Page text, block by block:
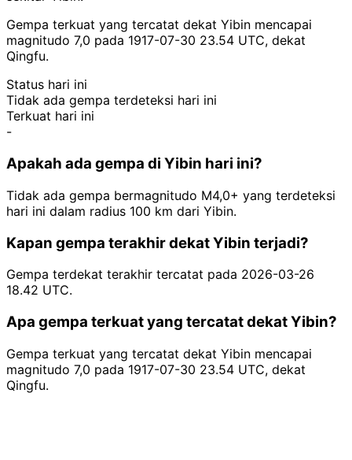
Gempa terkuat yang tercatat dekat Yibin mencapai
magnitudo 7,0 pada 1917-07-30 23.54 UTC, dekat
Qingfu.
Status hari ini
Tidak ada gempa terdeteksi hari ini
Terkuat hari ini
-
Apakah ada gempa di Yibin hari ini?
Tidak ada gempa bermagnitudo M4,0+ yang terdeteksi
hari ini dalam radius 100 km dari Yibin.
Kapan gempa terakhir dekat Yibin terjadi?
Gempa terdekat terakhir tercatat pada 2026-03-26
18.42 UTC.
Apa gempa terkuat yang tercatat dekat Yibin?
Gempa terkuat yang tercatat dekat Yibin mencapai
magnitudo 7,0 pada 1917-07-30 23.54 UTC, dekat
Qingfu.